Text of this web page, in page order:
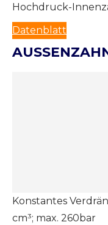
Hochdruck-
Datenblatt
Konstantes
cm³; max. 260bar